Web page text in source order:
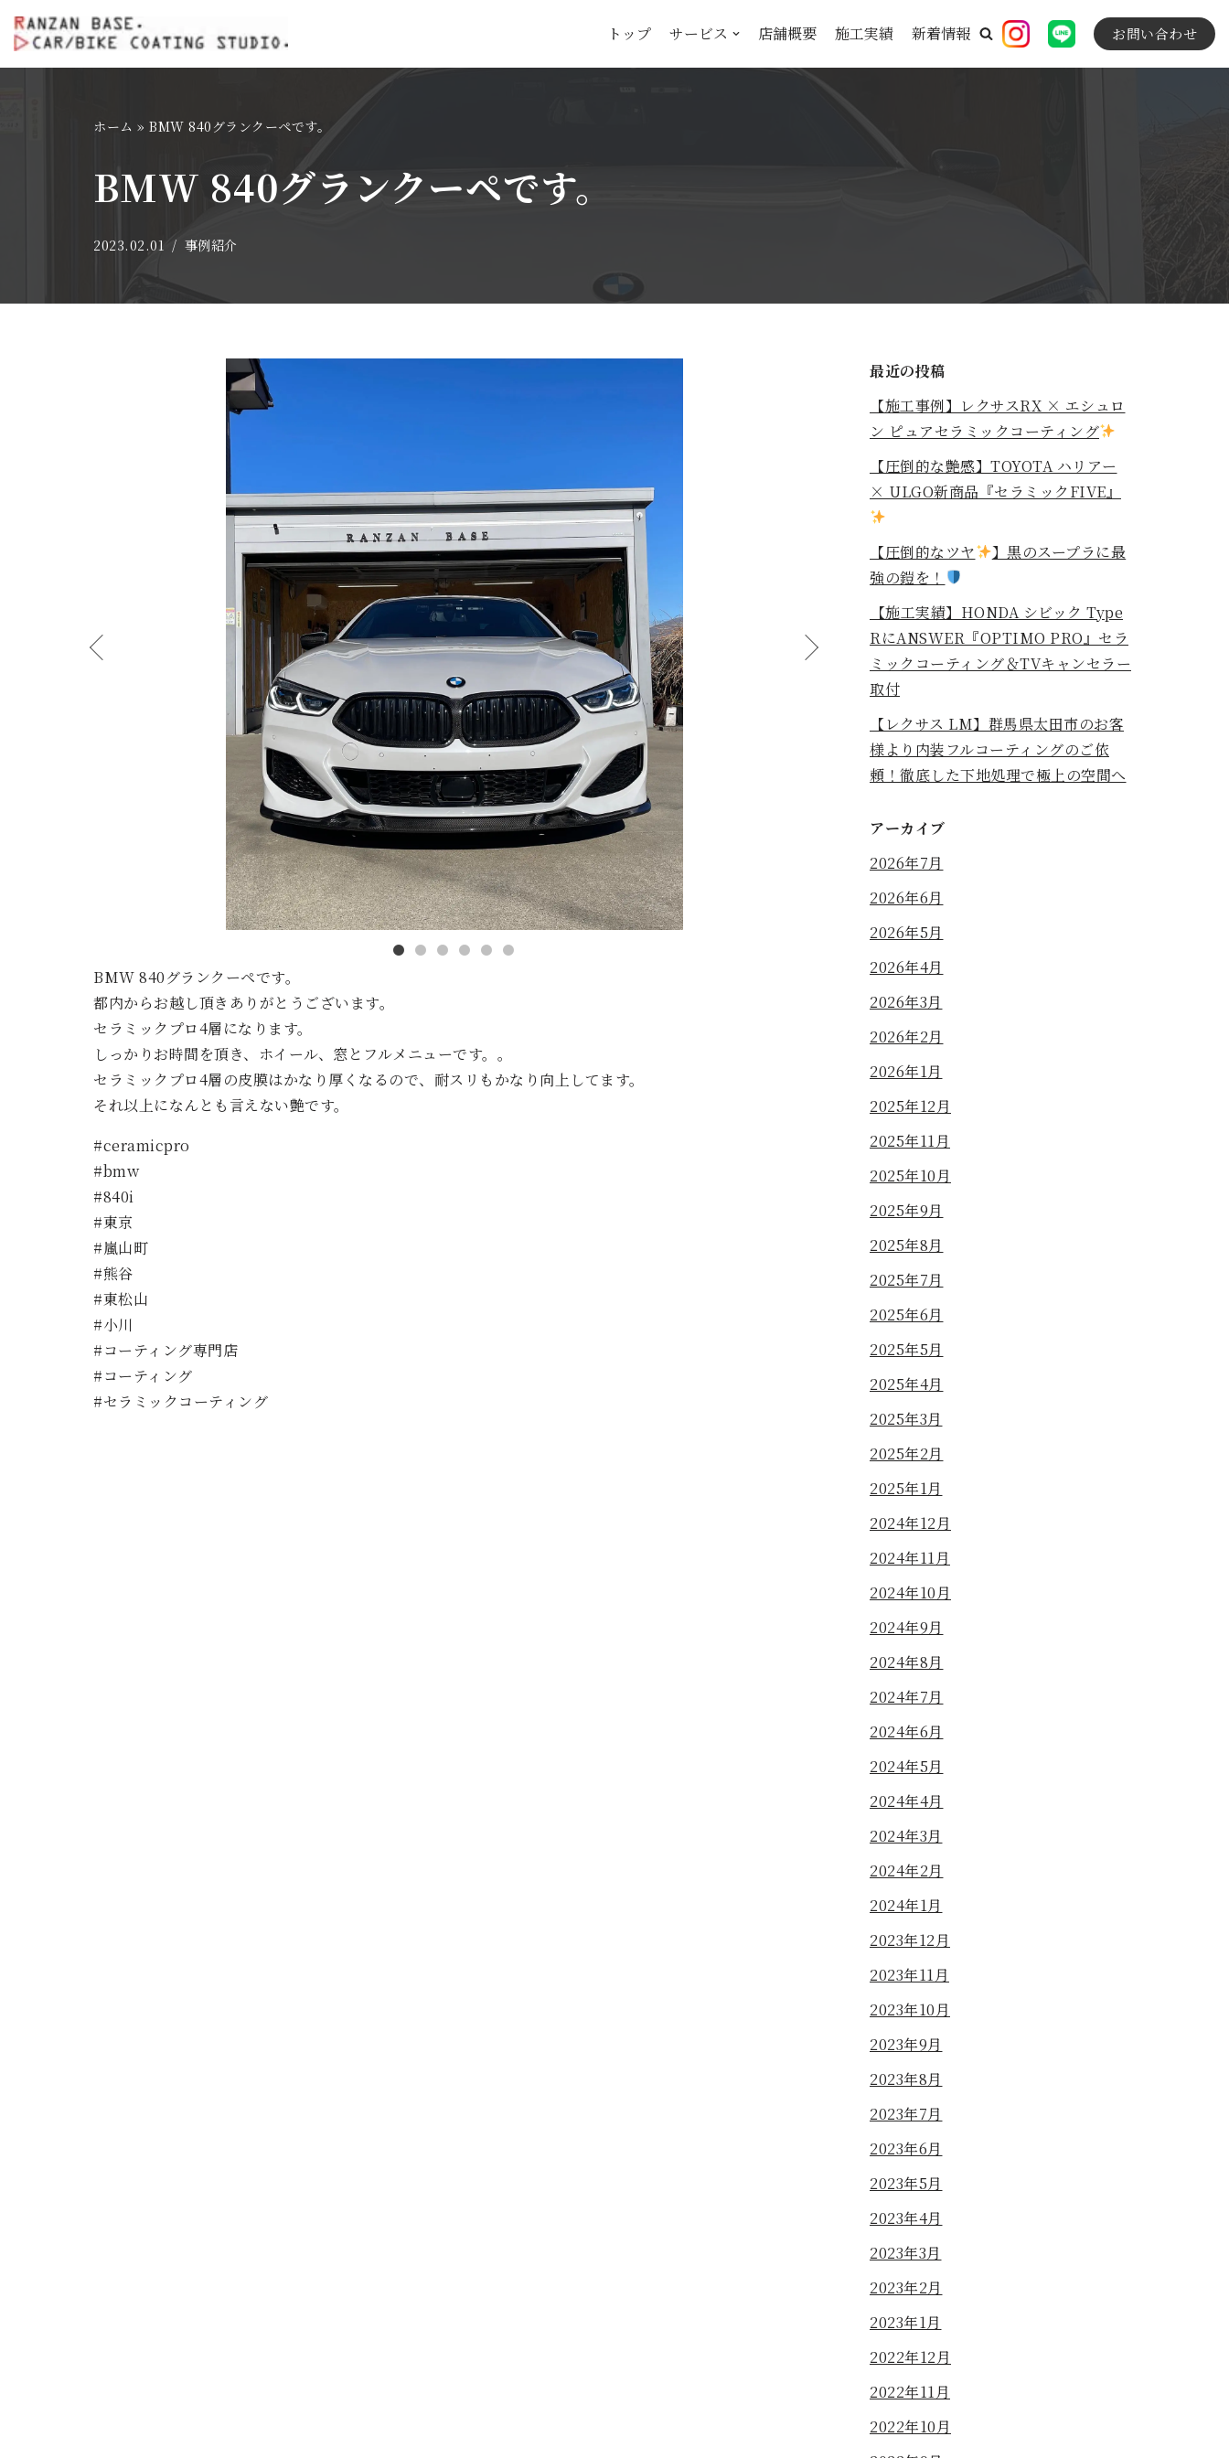
コ
トップ サービス 店舗概要 施工実績 新着情報 お問い合わせ
ホーム » BMW 840グランクーペです。
BMW 840グランクーペです。
2023.02.01 事例紹介
BMW 840グランクーペです。
都内からお越し頂きありがとうございます。
セラミックプロ4層になります。
しっかりお時間を頂き、ホイール、窓とフルメニューです。。
セラミックプロ4層の皮膜はかなり厚くなるので、耐スリもかなり向上してます。
それ以上になんとも言えない艶です。
#ceramicpro
#bmw
#840i
#東京
#嵐山町
#熊谷
#東松山
#小川
#コーティング専門店
#コーティング
#セラミックコーティング
最近の投稿
【施工事例】レクサスRX × エシュロ
ン ピュアセラミックコーティング
【圧倒的な艶感】TOYOTA ハリアー
× ULGO新商品『セラミックFIVE』
【圧倒的なツヤ
】黒のスープラに最
強の鎧を！
⁡【施工実績】HONDA シビック Type
RにANSWER『OPTIMO PRO』セラ
ミックコーティング＆TVキャンセラー
取付
【レクサス LM】群馬県太田市のお客
様より内装フルコーティングのご依
頼！徹底した下地処理で極上の空間へ
アーカイブ
2026年7月
2026年6月
2026年5月
2026年4月
2026年3月
2026年2月
2026年1月
2025年12月
2025年11月
2025年10月
2025年9月
2025年8月
2025年7月
2025年6月
2025年5月
2025年4月
2025年3月
2025年2月
2025年1月
2024年12月
2024年11月
2024年10月
2024年9月
2024年8月
2024年7月
2024年6月
2024年5月
2024年4月
2024年3月
2024年2月
2024年1月
2023年12月
2023年11月
2023年10月
2023年9月
2023年8月
2023年7月
2023年6月
2023年5月
2023年4月
2023年3月
2023年2月
2023年1月
2022年12月
2022年11月
2022年10月